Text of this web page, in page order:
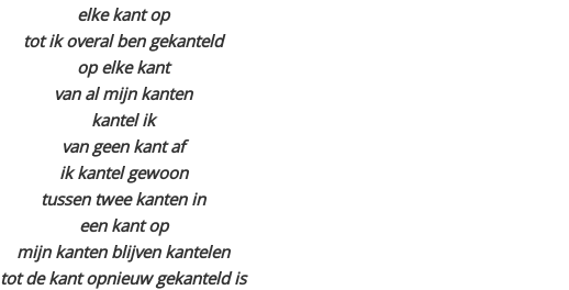
elke kant op
tot ik overal ben gekanteld
op elke kant
van al mijn kanten
kantel ik
van geen kant af
ik kantel gewoon
tussen twee kanten in
een kant op
mijn kanten blijven kantelen
tot de kant opnieuw gekanteld is